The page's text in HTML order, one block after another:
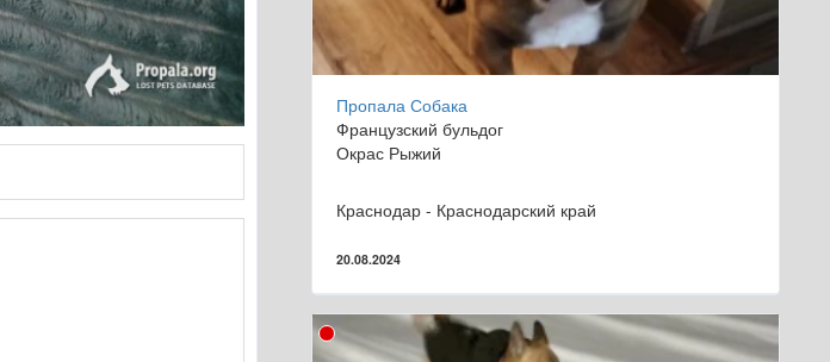
Пропала Собака
Французский бульдог
Окрас Рыжий
Краснодар - Краснодарский край
20.08.2024